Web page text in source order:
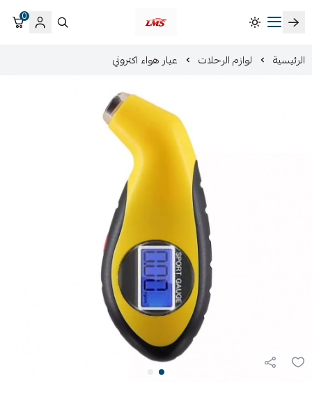
متجر لمسات الشرقية لزينة سيارات LMS
0
الرئيسية لوازم الرحلات عيار هواء اكتروني